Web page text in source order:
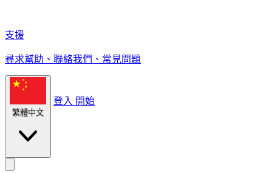
支援
尋求幫助、聯絡我們、常見問題
繁體中文
登入 開始